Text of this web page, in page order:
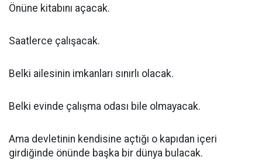
Önüne kitabını açacak.
Saatlerce çalışacak.
Belki ailesinin imkanları sınırlı olacak.
Belki evinde çalışma odası bile olmayacak.
Ama devletinin kendisine açtığı o kapıdan içeri
girdiğinde önünde başka bir dünya bulacak.